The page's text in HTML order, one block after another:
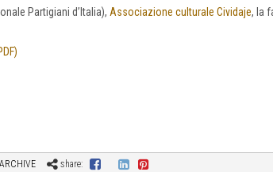
Partigiani d’Italia), Associazione culturale Cividaje, la
share: